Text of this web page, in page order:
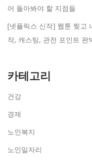
어 돌아봐야 할 지점들
[넷플릭스 신작] 웹툰 찢고
작, 캐스팅, 관전 포인트 완
카테고리
건강
경제
노인복지
노인일자리